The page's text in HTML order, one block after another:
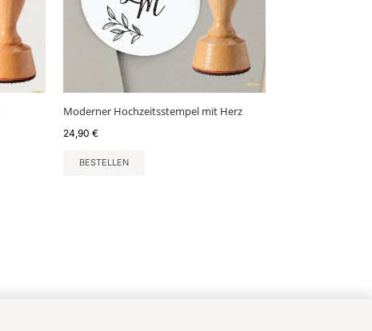
Moderner Hochzeitsstempel mit Herz
24,90 €
BESTELLEN